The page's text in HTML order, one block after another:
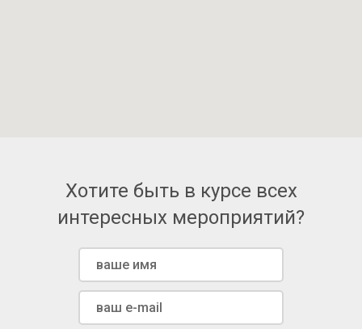
Хотите быть в курсе всех
интересных мероприятий?